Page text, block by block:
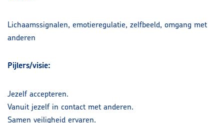
Lichaamssignalen, emotieregulatie, zelfbeeld, omgang met
anderen
Pijlers/visie:
Jezelf accepteren.
Vanuit jezelf in contact met anderen.
Samen veiligheid ervaren.